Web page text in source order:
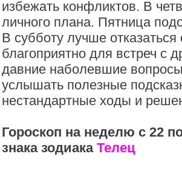
избежать конфликтов. В
личного плана. Пятница
В субботу лучше
благоприятно для встреч с
давние наболевшие
услышать полезные
нестандартные ходы и
Гороскоп на неделю с 22
знака зодиака Телец